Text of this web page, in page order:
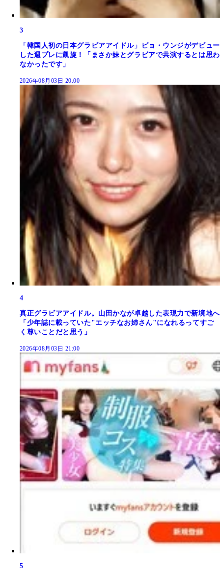
3
「韓国人初の日本グラビアアイドル」ピョ・ウンジがデビュー
した週プレに凱旋！「まさか妹とグラビアで共演するとは思わ
なかったです」
2026年08月03日 20:00
4
真正グラビアアイドル。山田かなが卓越した表現力で新境地へ
「少年誌に載っていた"エッチなお姉さん"になれるってすご
く尊いことだと思う」
2026年08月03日 21:00
5